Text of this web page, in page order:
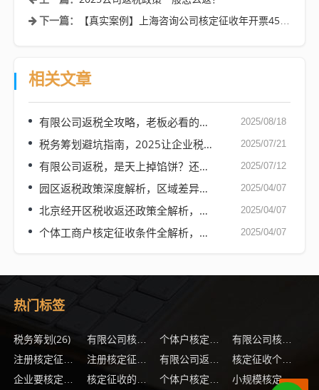
下一篇： 【真实案例】上海咨询公司核定征收年开票450万综合税率1.56%！
相关文章
有限公司返税全攻略，老板必看的省钱秘籍（附真实案例） 2025/08/18
税务筹划避坑指南，2025让企业税负直降40%的7个妙招 2025/07/21
有限公司返税，是天上掉馅饼？还是你该拿的政策红包？ 2025/07/12
园区返税政策深度解析，区域差异、政策红利与企业战略选择 2025/04/07
北京经开区税收返还政策全解析，企业如何把握区域红利，享受超10%税收优惠？ 2025/04/07
个体工商户核定征收条件全解析，政策要点与实务操作指南 2025/04/07
热门标签
税务筹划(26) 有限公司核定征收企业所得税 (17)
个体户核定征收最新政策 (15)有限公司核定征收
注册核定征收的企业 (12) 注册核定征收公司有什么注意事项 (12)
有限公司返税 (11)
核定征收个体户怎么交税
企业要核定征收需要什么条件
(11)
核定征收的个体户怎么报税 (11)
个体户核定征收优惠政策 (10)小规模核定征收企业所得税